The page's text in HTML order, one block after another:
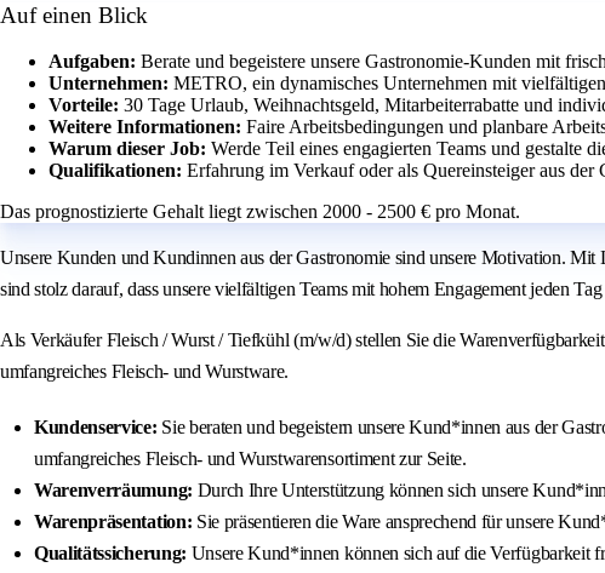
Auf einen Blick
Aufgaben: Berate und begeistere unsere Gastronomie-Kunden mit
Unternehmen: METRO, ein dynamisches Unternehmen mit
Vorteile: 30 Tage Urlaub, Weihnachtsgeld, Mitarbeiterrabatte und
Weitere Informationen: Faire Arbeitsbedingungen und planbare
Warum dieser Job: Werde Teil eines engagierten Teams und gestalte
Qualifikationen: Erfahrung im Verkauf oder als Quereinsteiger aus
Das prognostizierte Gehalt liegt zwischen 2000 - 2500 € pro Monat.
Unsere Kunden und Kundinnen aus der Gastronomie sind unsere Motivation.
sind stolz darauf, dass unsere vielfältigen Teams mit hohem Engagement jeden
Als Verkäufer Fleisch / Wurst / Tiefkühl (m/w/d) stellen Sie die
umfangreiches Fleisch- und Wurstware.
Kundenservice: Sie beraten und begeistern unsere Kund*innen aus der
umfangreiches Fleisch- und Wurstwarensortiment zur Seite.
Warenverräumung: Durch Ihre Unterstützung können sich unsere
Warenpräsentation: Sie präsentieren die Ware ansprechend für unsere
Qualitätssicherung: Unsere Kund*innen können sich auf die Verfügbarkeit